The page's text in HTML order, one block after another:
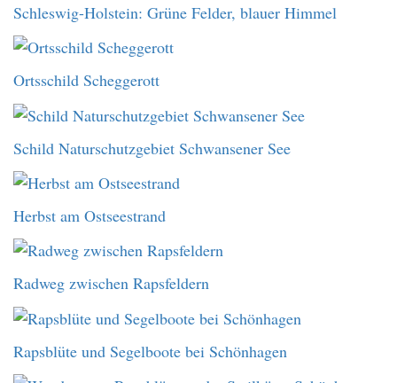
Schleswig-Holstein: Grüne Felder, blauer Himmel
Ortsschild Scheggerott
Schild Naturschutzgebiet Schwansener See
Herbst am Ostseestrand
Radweg zwischen Rapsfeldern
Rapsblüte und Segelboote bei Schönhagen